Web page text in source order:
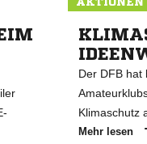
Der DFB hat
Klimaschutz
Mehr lesen